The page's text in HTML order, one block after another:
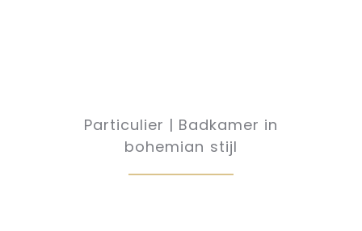
Particulier | Badkamer in
bohemian stijl